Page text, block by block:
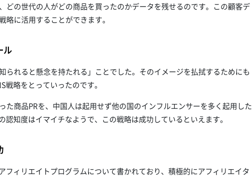
どの世代の人がどの商品を買ったのかデータを残せるのです。この顧客デ
略に活用することができます。
ル
られると懸念を持たれる」ことでした。そのイメージを払拭するためにも
戦略をとっていったのです。
た商品PRを、中国人は起用せず他の国のインフルエンサーを多く起用した
認知度はイマイチなようで、この戦略は成功しているといえます。
フィリエイトプログラムについて書かれており、積極的にアフィリエイタ